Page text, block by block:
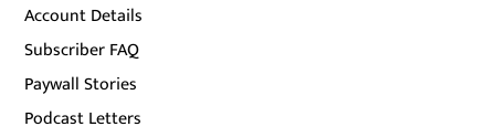
Account Details
Subscriber FAQ
Paywall Stories
Podcast Letters